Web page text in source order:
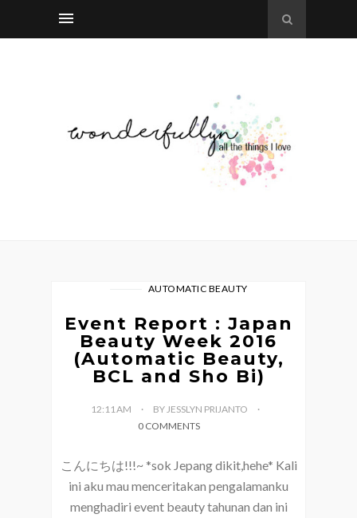
AUTOMATIC BEAUTY
Event Report : Japan
Beauty Week 2016
(Automatic Beauty,
BCL and Sho Bi)
12:11 AM
BY JESSLYN PRIJANTO
0 COMMENTS
こんにちは!!!~ *sok Jepang dikit,hehe* Kali
ini aku mau menceritakan pengalamanku
menghadiri event beauty tahunan dan ini